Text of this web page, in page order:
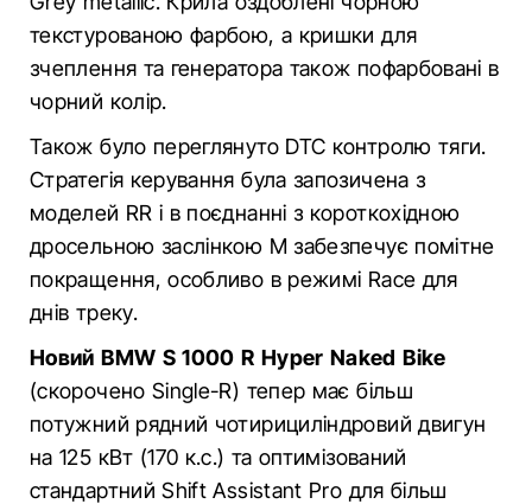
текстурованою фарбою, а кришки для
зчеплення та генератора також пофарбовані в
чорний колір.
Також було переглянуто DTC контролю тяги.
Стратегія керування була запозичена з
моделей RR і в поєднанні з короткохідною
дросельною заслінкою M забезпечує помітне
покращення, особливо в режимі Race для
днів треку.
Новий BMW S 1000 R Hyper Naked Bike
(скорочено Single-R) тепер має більш
потужний рядний чотирициліндровий двигун
на 125 кВт (170 к.с.) та оптимізований
стандартний Shift Assistant Pro для більш